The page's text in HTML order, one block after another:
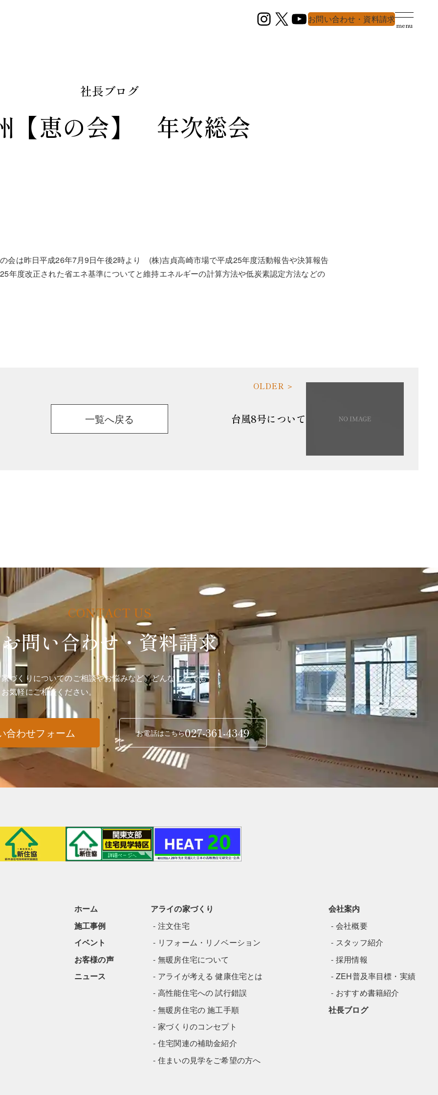
Instagram
X YouTube
お問い合わせ・資料請求
menu
社長ブログ
【恵の会】 年次総会
会は昨日平成26年7月9日午後2時より (株)吉貞高崎市場で平成25年度活動報告や決算報告
年度改正された省エネ基準についてと維持エネルギーの計算方法や低炭素認定方法などの
台風8号について
一覧へ戻る
お問い合わせ・資料請求
家づくりについてのご相談やお悩みなど、どんなことでも
お気軽にご相談ください。
合わせフォーム お電話はこちら027-361-4349
ホーム
アライの家づくり
注文住宅
リフォーム・リノベーション
無暖房住宅について
アライが考える 健康住宅とは
高性能住宅への 試行錯誤
無暖房住宅の 施工手順
家づくりのコンセプト
住宅関連の補助金紹介
住まいの見学をご希望の方へ
会社案内
会社概要
スタッフ紹介
採用情報
ZEH普及率目標・実績
おすすめ書籍紹介
施工事例
イベント
お客様の声
ニュース
社長ブログ